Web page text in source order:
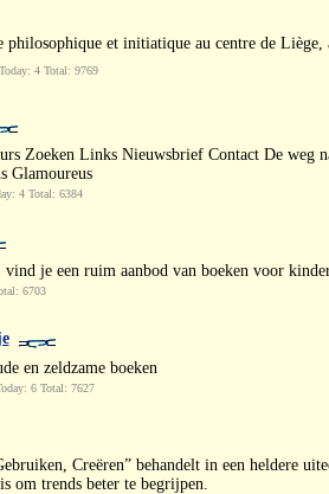
et initiatique au centre de
4 Total: 9769
Zoeken Links Nieuwsbrief Contact De weg
Glamoureus
4 Total: 6384
je een ruim aanbod van boeken voor
6703
en zeldzame boeken
6 Total: 7627
Creëren” behandelt in een heldere
om trends beter te begrijpen.